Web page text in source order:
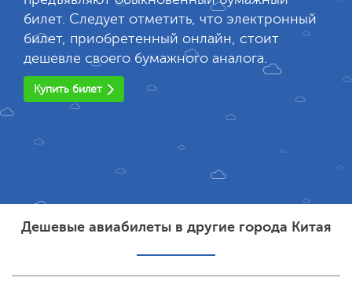
билет. Следует отметить, что электронный
билет, приобретенный онлайн, стоит
дешевле своего бумажного аналога.
Купить билет
Дешевые авиабилеты в другие города Китая